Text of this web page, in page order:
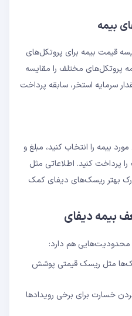
بیمه
قیمت بیمه برای پروتکل‌های
پروتکل‌های مختلف را مقایسه
سرمایه استخر، سابقه پرداخت
بیمه را انتخاب کنید، مبلغ و
پرداخت کنید. اطلاعاتی مثل
بهتر ریسک‌های دیفای کمک
بیمه دیفای
محدودیت‌هایی هم دارد:
مثل ریسک قیمتی پوشش
خسارت برای برخی رویدادها